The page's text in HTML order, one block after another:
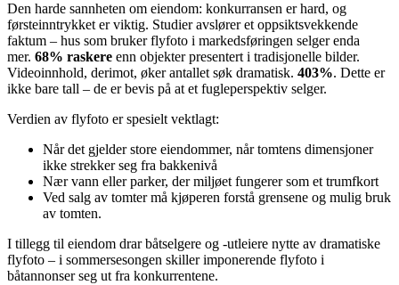
Den harde sannheten om eiendom: konkurransen er hard, og
førsteinntrykket er viktig. Studier avslører et oppsiktsvekkende
faktum – hus som bruker flyfoto i markedsføringen selger enda
mer. 68% raskere enn objekter presentert i tradisjonelle bilder.
Videoinnhold, derimot, øker antallet søk dramatisk. 403%. Dette er
ikke bare tall – de er bevis på at et fugleperspektiv selger.
Verdien av flyfoto er spesielt vektlagt:
Når det gjelder store eiendommer, når tomtens dimensjoner
ikke strekker seg fra bakkenivå
Nær vann eller parker, der miljøet fungerer som et trumfkort
Ved salg av tomter må kjøperen forstå grensene og mulig bruk
av tomten.
I tillegg til eiendom drar båtselgere og -utleiere nytte av dramatiske
flyfoto – i sommersesongen skiller imponerende flyfoto i
båtannonser seg ut fra konkurrentene.